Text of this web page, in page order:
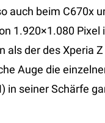
auch beim C670x
1.920×1.080 Pixel
als der des Xperia
Auge die
in seiner Schärfe